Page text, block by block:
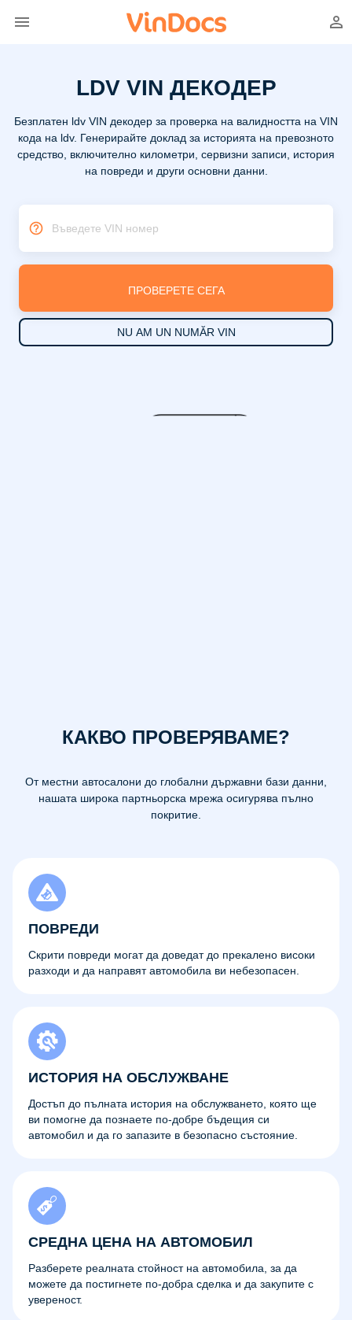
LDV VIN ДЕКОДЕР
Безплатен ldv VIN декодер за проверка на валидността на VIN
кода на ldv. Генерирайте доклад за историята на превозното
средство, включително километри, сервизни записи, история
на повреди и други основни данни.
Въведете VIN номер
ПРОВЕРЕТЕ СЕГА
NU AM UN NUMĂR VIN
КАКВО ПРОВЕРЯВАМЕ?
От местни автосалони до глобални държавни бази данни,
нашата широка партньорска мрежа осигурява пълно
покритие.
ПОВРЕДИ
Скрити повреди могат да доведат до прекалено високи
разходи и да направят автомобила ви небезопасен.
ИСТОРИЯ НА ОБСЛУЖВАНЕ
Достъп до пълната история на обслужването, която ще
ви помогне да познаете по-добре бъдещия си
автомобил и да го запазите в безопасно състояние.
СРЕДНА ЦЕНА НА АВТОМОБИЛ
Разберете реалната стойност на автомобила, за да
можете да постигнете по-добра сделка и да закупите с
увереност.